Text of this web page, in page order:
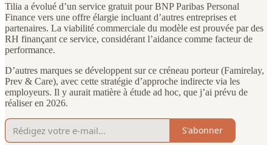
Tilia a évolué d’un service gratuit pour BNP Paribas Personal
Finance vers une offre élargie incluant d’autres entreprises et
partenaires. La viabilité commerciale du modèle est prouvée par des
RH finançant ce service, considérant l’aidance comme facteur de
performance.
D’autres marques se développent sur ce créneau porteur (Famirelay,
Prev & Care), avec cette stratégie d’approche indirecte via les
employeurs. Il y aurait matière à étude ad hoc, que j’ai prévu de
réaliser en 2026.
S'abonner